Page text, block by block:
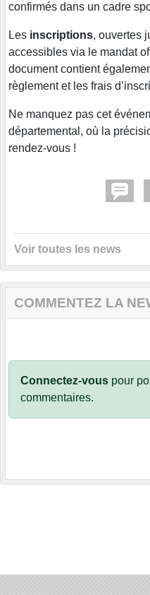
confirmés dans un cadre
Les inscriptions, ouvertes
accessibles via le mandat
document contient
règlement et les frais
Ne manquez pas cet
départemental, où la
rendez-vous !
Voir toutes les news
COMMENTEZ LA
Connectez-vous pour
commentaires.